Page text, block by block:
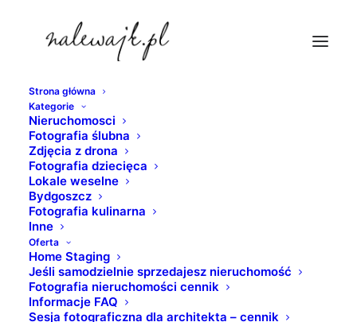
Strona główna
Kategorie
Nieruchomosci
Fotografia ślubna
Zdjęcia z drona
Fotografia dziecięca
Lokale weselne
Bydgoszcz
Fotografia kulinarna
Inne
Oferta
Home Staging
Jeśli samodzielnie sprzedajesz nieruchomość
Fotografia nieruchomości cennik
Informacje FAQ
Sesja fotograficzna dla architekta – cennik
fotograf-nieruchomosci-gdansk
Strona Główna
Apartament na wynajem w prestiżowej lokalizacji | Sesje
fotograficzne mieszkań, domów i innych nieruchomości